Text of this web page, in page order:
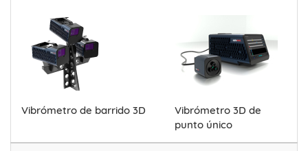
Vibrómetro de barrido 3D
Vibrómetro 3D de
punto único